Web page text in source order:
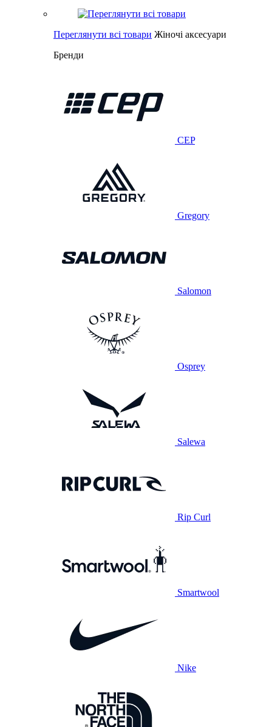
Переглянути всі товари Жіночі аксесуари
Бренди
CEP
Gregory
Salomon
Osprey
Salewa
Rip Curl
Smartwool
Nike